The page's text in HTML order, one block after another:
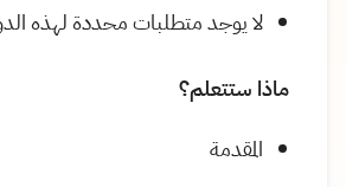
لا يوجد متطلبات محددة لهذه
ماذا ستتعلم؟
المقدمة